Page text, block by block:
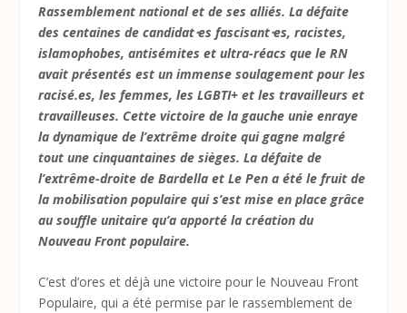
Rassemblement national et de ses alliés. La défaite
des centaines de candidat⋅es fascisant⋅es, racistes,
islamophobes, antisémites et ultra-réacs que le RN
avait présentés est un immense soulagement pour les
racisé.es, les femmes, les LGBTI+ et les travailleurs et
travailleuses. Cette victoire de la gauche unie enraye
la dynamique de l’extrême droite qui gagne malgré
tout une cinquantaines de sièges. La défaite de
l’extrême-droite de Bardella et Le Pen a été le fruit de
la mobilisation populaire qui s’est mise en place grâce
au souffle unitaire qu’a apporté la création du
Nouveau Front populaire.
C’est d’ores et déjà une victoire pour le Nouveau Front
Populaire, qui a été permise par le rassemblement de